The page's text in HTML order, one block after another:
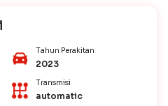
Tahun Perakitan
2023
Transmisi
automatic